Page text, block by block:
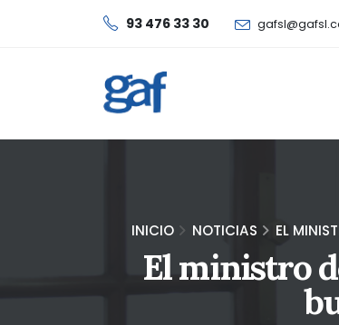
93 476 33 30
INICIO NOTICIAS EL
El ministro